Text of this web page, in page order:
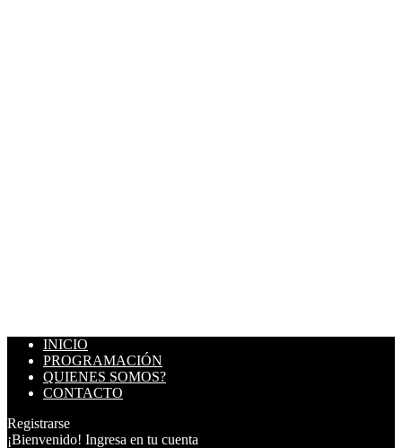
INICIO
PROGRAMACIÓN
QUIENES SOMOS?
CONTACTO
Registrarse
¡Bienvenido! Ingresa en tu cuenta